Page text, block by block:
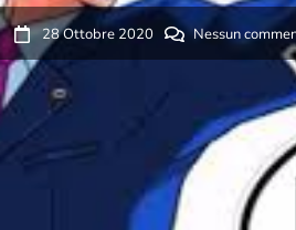
28 Ottobre 2020 Nessun